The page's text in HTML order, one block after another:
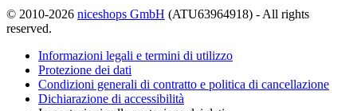
© 2010-2026 niceshops GmbH (ATU63964918) - All rights
reserved.
Informazioni legali e termini di utilizzo
Protezione dei dati
Condizioni generali di contratto e politica di cancellazione
Dichiarazione di accessibilità